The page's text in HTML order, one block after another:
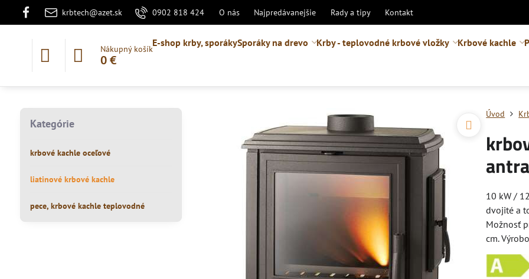
krbtech@azet.sk 0902 818 424 O nás Najpredávanejšie Rady a tipy Kontakt
Nákupný košík
0 €
E-shop krby, sporákySporáky na drevo Krby - teplovodné krbové vložky Krbové kachle
Úvod
10 kW /
dvojité a
Možnosť
cm.
Kategórie
krbové kachle oceľové
liatinové krbové kachle
pece, krbové kachle teplovodné